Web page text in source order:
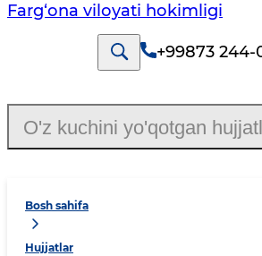
Farg‘оnа vilоyati hоkimligi
+99873 244-
Bosh sahifa
Hujjatlar
O'z kuchini yo'qotgan